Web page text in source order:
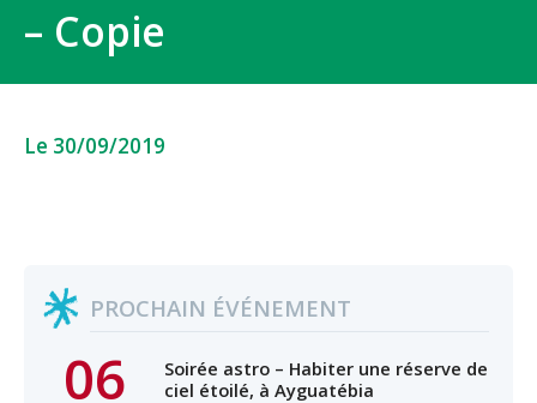
– Copie
Le 30/09/2019
PROCHAIN ÉVÉNEMENT
06
Soirée astro – Habiter une réserve de
ciel étoilé, à Ayguatébia